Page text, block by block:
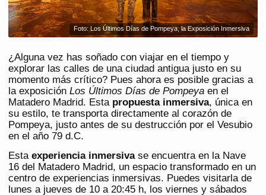
Foto: Los Últimos Días de Pompeya, la Exposición Inmersiva
¿Alguna vez has soñado con viajar en el tiempo y
explorar las calles de una ciudad antigua justo en su
momento más crítico? Pues ahora es posible gracias a
la exposición Los Últimos Días de Pompeya en el
Matadero Madrid. Esta propuesta inmersiva, única en
su estilo, te transporta directamente al corazón de
Pompeya, justo antes de su destrucción por el Vesubio
en el año 79 d.C.
Esta experiencia inmersivase encuentra en la Nave
16 del Matadero Madrid, un espacio transformado en un
centro de experiencias inmersivas. Puedes visitarla de
lunes a jueves de 10 a 20:45 h, los viernes y sábados